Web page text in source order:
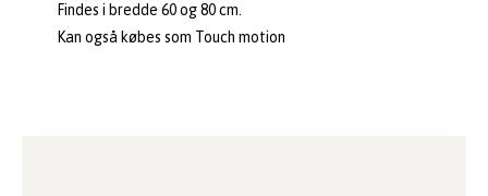
Findes i bredde 60 og 80 cm.
Kan også købes som Touch motion